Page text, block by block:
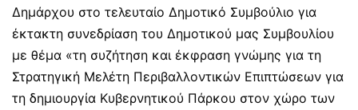
Δημάρχου στο τελευταίο Δημοτικό Συμβούλιο για
έκτακτη συνεδρίαση του Δημοτικού μας Συμβουλίου
με θέμα «τη συζήτηση και έκφραση γνώμης για τη
Στρατηγική Μελέτη Περιβαλλοντικών Επιπτώσεων για
τη δημιουργία Κυβερνητικού Πάρκου στον χώρο των